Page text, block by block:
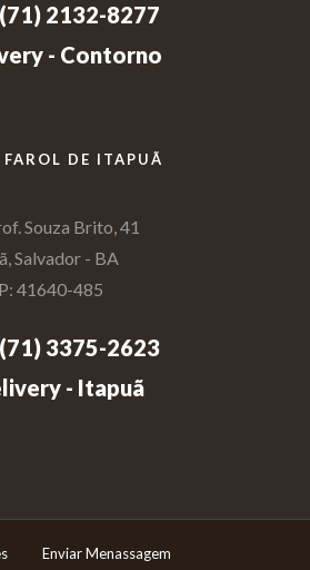
2132-8277
- Contorno
DE ITAPUÃ
Souza Brito, 41
Salvador - BA
41640-485
3375-2623
- Itapuã
Enviar Menassagem